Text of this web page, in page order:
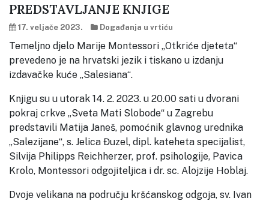
PREDSTAVLJANJE KNJIGE
17. veljače 2023. Događanja u vrtiću
Temeljno djelo Marije Montessori „Otkriće djeteta“
prevedeno je na hrvatski jezik i tiskano u izdanju
izdavačke kuće „Salesiana“.
Knjigu su u utorak 14. 2. 2023. u 20.00 sati u dvorani
pokraj crkve „Sveta Mati Slobode“ u Zagrebu
predstavili Matija Janeš, pomoćnik glavnog urednika
„Salezijane“, s. Jelica Đuzel, dipl. kateheta specijalist,
Silvija Philipps Reichherzer, prof. psihologije, Pavica
Krolo, Montessori odgojiteljica i dr. sc. Alojzije Hoblaj.
Dvoje velikana na području kršćanskog odgoja, sv. Ivan